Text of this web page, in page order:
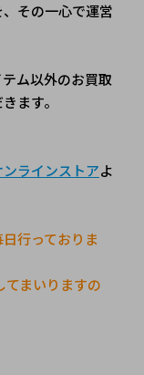
その一心で運営
ム以外のお買取
ます。
ラインストアよ
行っておりま